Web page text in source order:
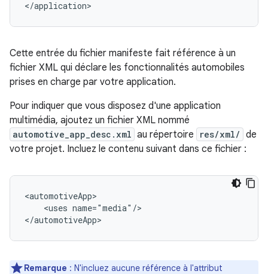
Cette entrée du fichier manifeste fait référence à un
fichier XML qui déclare les fonctionnalités automobiles
prises en charge par votre application.
Pour indiquer que vous disposez d'une application
multimédia, ajoutez un fichier XML nommé
automotive_app_desc.xml au répertoire res/xml/ de
votre projet. Incluez le contenu suivant dans ce fichier :
<uses name="media"/>
Remarque : N'incluez aucune référence à l'attribut